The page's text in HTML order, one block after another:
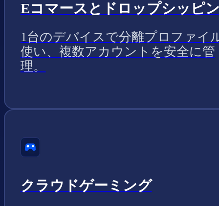
Eコマースとドロップシッピ
1台のデバイスで分離プロファイ
使い、複数アカウントを安全に管
理。
クラウドゲーミング